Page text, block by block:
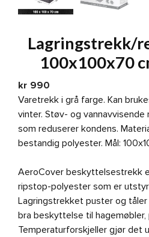
Lagringstrekk/
100x100x70
kr 990
Varetrekk i grå farge. Kan
vinter. Støv- og
som reduserer kondens.
bestandig polyester. Mål:
AeroCover beskyttelsestrekk
ripstop-polyester som er
Lagringstrekket puster og
bra beskyttelse til hagemøbler,
Temperaturforskjeller gjør det